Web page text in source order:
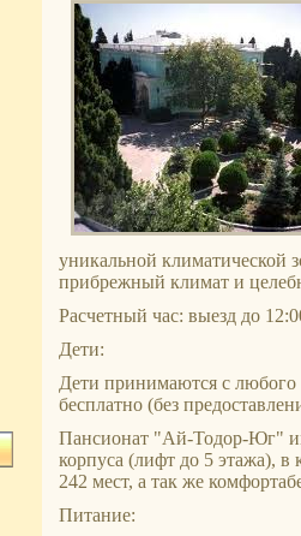
уникальной климатической
прибрежный климат и
Расчетный час: выезд до
Дети:
Дети принимаются с любого
бесплатно (без
Пансионат "Ай-Тодор-Юг"
корпуса (лифт до 5 этажа),
242 мест, а так же
Питание: